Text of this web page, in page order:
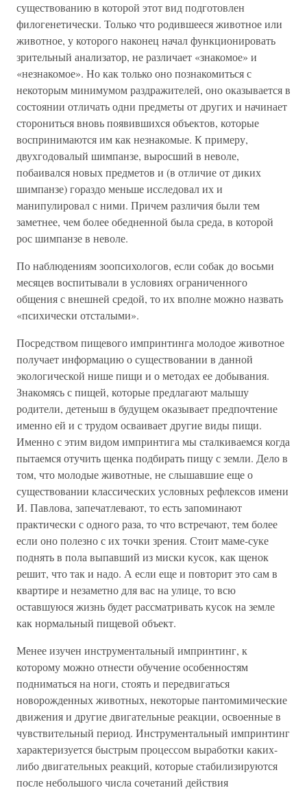
существованию в которой этот вид подготовлен
филогенетически. Только что родившееся животное или
животное, у которого наконец начал функционировать
зрительный анализатор, не различает «знакомое» и
«незнакомое». Но как только оно познакомиться с
некоторым минимумом раздражителей, оно оказывается в
состоянии отличать одни предметы от других и начинает
сторониться вновь появившихся объектов, которые
воспринимаются им как незнакомые. К примеру,
двухгодовалый шимпанзе, выросший в неволе,
побаивался новых предметов и (в отличие от диких
шимпанзе) гораздо меньше исследовал их и
манипулировал с ними. Причем различия были тем
заметнее, чем более обедненной была среда, в которой
рос шимпанзе в неволе.
По наблюдениям зоопсихологов, если собак до восьми
месяцев воспитывали в условиях ограниченного
общения с внешней средой, то их вполне можно назвать
«психически отсталыми».
Посредством пищевого импринтинга молодое животное
получает информацию о существовании в данной
экологической нише пищи и о методах ее добывания.
Знакомясь с пищей, которые предлагают малышу
родители, детеныш в будущем оказывает предпочтение
именно ей и с трудом осваивает другие виды пищи.
Именно с этим видом импринтига мы сталкиваемся когда
пытаемся отучить щенка подбирать пищу с земли. Дело в
том, что молодые животные, не слышавшие еще о
существовании классических условных рефлексов имени
И. Павлова, запечатлевают, то есть запоминают
практически с одного раза, то что встречают, тем более
если оно полезно с их точки зрения. Стоит маме-суке
поднять в пола выпавший из миски кусок, как щенок
решит, что так и надо. А если еще и повторит это сам в
квартире и незаметно для вас на улице, то всю
оставшуюся жизнь будет рассматривать кусок на земле
как нормальный пищевой объект.
Менее изучен инструментальный импринтинг, к
которому можно отнести обучение особенностям
подниматься на ноги, стоять и передвигаться
новорожденных животных, некоторые пантомимические
движения и другие двигательные реакции, освоенные в
чувствительный период. Инструментальный импринтинг
характеризуется быстрым процессом выработки каких-
либо двигательных реакций, которые стабилизируются
после небольшого числа сочетаний действия